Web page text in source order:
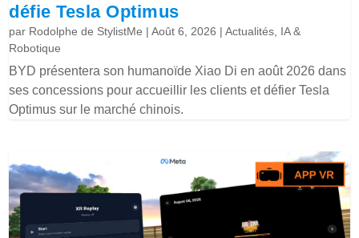
défie Tesla Optimus
par Rodolphe de StylistMe |Août 6, 2026 |Actualités IA &
Robotique
BYD présentera son humanoïde Xiao Di en août 2026 dans
ses concessions pour accueillir les clients et défier Tesla
Optimus sur le marché chinois.